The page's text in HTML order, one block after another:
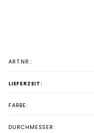
ART.NR.:
LIEFERZEIT:
FARBE:
DURCHMESSER: